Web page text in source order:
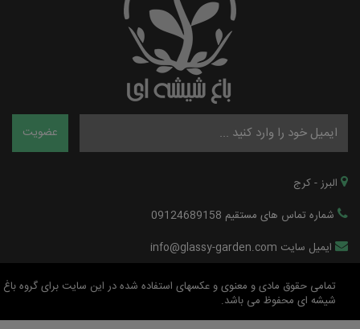
البرز - کرج
شماره تماس های مستقیم 09124689158
ایمیل سایت info@glassy-garden.com
تمامی حقوق مادی و معنوی و عکسهای استفاده شده در این سایت برای گروه باغ
شیشه ای محفوظ می باشد.